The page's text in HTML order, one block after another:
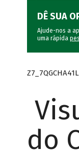
DÊ SUA
Ajude-nos a
uma rápida
do